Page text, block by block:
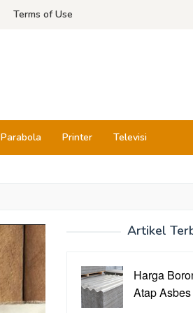
Terms of Use
Parabola Printer Televisi
Artikel
Harga
Atap